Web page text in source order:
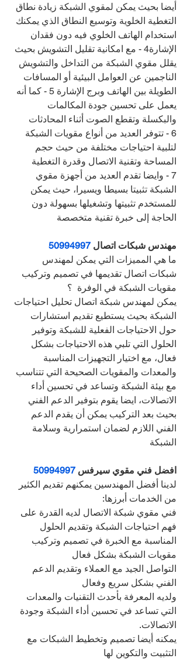
أيضا بحيث يمكن لمقوي الشبكة زيادة نطاق
التغطية الخلوية وتوسيع النطاق الذي يمكنك
استخدام الهاتف الخلوي فيه دون فقدان
الإشارة4 - مع امكانية تقليل التشويش بحيث
يقلل مقوي الشبكة من التداخل والتشويش
الناجمين عن العوامل البيئية أو المسافات
الطويلة بين الهاتف وبرج الإشارة 5 - كما أنه
يعمل على تحسين جودة المكالمات
والبكسلة وتقطع الصوت أثناء المحادثات
6 - تتوفر العديد من أنواع مقويات الشبكة
لتلبية احتياجات مختلفة من حيث حجم
المساحة وتقنية الاتصال وقدرة التغطية
7 - وايضا تقدم العديد من أجهزة مقوي
الشبكة تثبيتا بسيطا ويسيرا، حيث يمكن
للمستخدم تثبيتها وتشغيلها بسهولة دون
الحاجة إلى خبرة تقنية متخصصة
مهندس شبكات اتصال 50994997
ما هي المميزات التي يمكن لمهندس
شبكات اتصال تقديمها في تصميم وتركيب
مقويات الشبكة في الوفرة  ؟
يمكن لمهندس شبكة اتصال تحليل احتياجات
الشبكة بحيث يستطيع تقديم استشارات
حول الاحتياجات الفعلية للشبكة وتوفير
الحلول التي تلبي هذه الاحتياجات بشكل
فعال، مع اختيار التجهيزات المناسبة
والمعدات والمقويات الصحيحة التي تتناسب
مع بيئة الشبكة وتساعد في تحسين أداء
الاتصالات، ايضا يقوم بتوفير الدعم الفني
بحيث بعد التركيب يمكن أن يقدم الدعم
الفني اللازم لضمان استمرارية وسلامة
الشبكة
افضل فني مقوي سيرفس 50994997
لدينا أفضل المهندسين يمكنهم تقديم الكثير
من الخدمات أبرزها:
فني مقوي شبكة الاتصال لديه القدرة على
فهم احتياجات الشبكة وتقديم الحلول
المناسبة مع الخبرة في تصميم وتركيب
مقويات الشبكة بشكل فعال
التواصل الجيد مع العملاء وتقديم الدعم
الفني بشكل سريع وفعال
ولديه المعرفة بأحدث التقنيات والمعدات
التي تساعد في تحسين أداء الشبكة وجودة
الاتصالات.
يمكنه أيضا تصميم وتخطيط الشبكات مع
التثبيت والتكوين لها